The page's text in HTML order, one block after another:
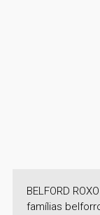
BELFORD
famílias